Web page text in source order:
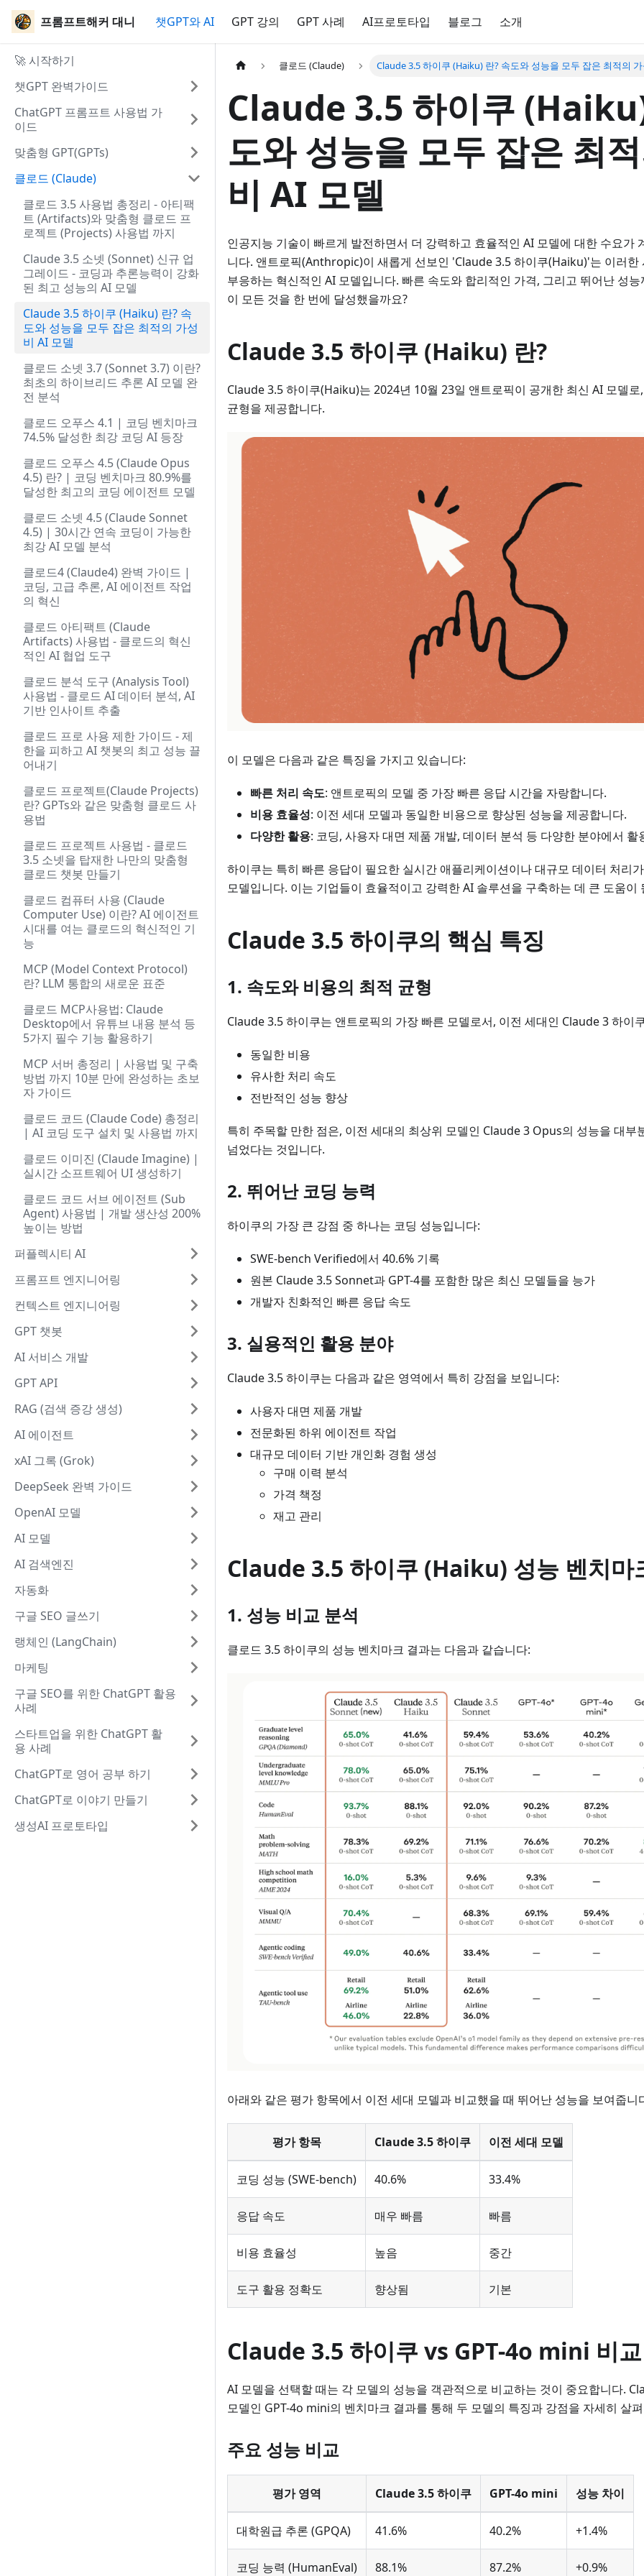
프롬프트해커 대니 챗GPT와 AI GPT 강의 GPT 사례 AI프로토타입 블로그 소개
🚀 시작하기
챗GPT 완벽가이드
ChatGPT 프롬프트 사용법 가
이드
맞춤형 GPT(GPTs)
클로드 (Claude)
클로드 3.5 사용법 총정리 - 아티팩
트 (Artifacts)와 맞춤형 클로드 프
로젝트 (Projects) 사용법 까지
Claude 3.5 소넷 (Sonnet) 신규 업
그레이드 - 코딩과 추론능력이 강화
된 최고 성능의 AI 모델
Claude 3.5 하이쿠 (Haiku) 란? 속
도와 성능을 모두 잡은 최적의 가성
비 AI 모델
클로드 소넷 3.7 (Sonnet 3.7) 이란?
최초의 하이브리드 추론 AI 모델 완
전 분석
클로드 오푸스 4.1 | 코딩 벤치마크
74.5% 달성한 최강 코딩 AI 등장
클로드 오푸스 4.5 (Claude Opus
4.5) 란? | 코딩 벤치마크 80.9%를
달성한 최고의 코딩 에이전트 모델
클로드 소넷 4.5 (Claude Sonnet
4.5) | 30시간 연속 코딩이 가능한
최강 AI 모델 분석
클로드4 (Claude4) 완벽 가이드 |
코딩, 고급 추론, AI 에이전트 작업
의 혁신
클로드 아티팩트 (Claude
Artifacts) 사용법 - 클로드의 혁신
적인 AI 협업 도구
클로드 분석 도구 (Analysis Tool)
사용법 - 클로드 AI 데이터 분석, AI
기반 인사이트 추출
클로드 프로 사용 제한 가이드 - 제
한을 피하고 AI 챗봇의 최고 성능 끌
어내기
클로드 프로젝트(Claude Projects)
란? GPTs와 같은 맞춤형 클로드 사
용법
클로드 프로젝트 사용법 - 클로드
3.5 소넷을 탑재한 나만의 맞춤형
클로드 챗봇 만들기
클로드 컴퓨터 사용 (Claude
Computer Use) 이란? AI 에이전트
시대를 여는 클로드의 혁신적인 기
능
MCP (Model Context Protocol)
란? LLM 통합의 새로운 표준
클로드 MCP사용법: Claude
Desktop에서 유튜브 내용 분석 등
5가지 필수 기능 활용하기
MCP 서버 총정리 | 사용법 및 구축
방법 까지 10분 만에 완성하는 초보
자 가이드
클로드 코드 (Claude Code) 총정리
| AI 코딩 도구 설치 및 사용법 까지
클로드 이미진 (Claude Imagine) |
실시간 소프트웨어 UI 생성하기
클로드 코드 서브 에이전트 (Sub
Agent) 사용법 | 개발 생산성 200%
높이는 방법
퍼플렉시티 AI
프롬프트 엔지니어링
컨텍스트 엔지니어링
GPT 챗봇
AI 서비스 개발
GPT API
RAG (검색 증강 생성)
AI 에이전트
xAI 그록 (Grok)
DeepSeek 완벽 가이드
OpenAI 모델
AI 모델
AI 검색엔진
자동화
구글 SEO 글쓰기
랭체인 (LangChain)
마케팅
구글 SEO를 위한 ChatGPT 활용
사례
스타트업을 위한 ChatGPT 활
용 사례
ChatGPT로 영어 공부 하기
ChatGPT로 이야기 만들기
생성AI 프로토타입
클로드 (Claude) Claude 3.5 하이쿠 (Haiku) 란? 속도와 성능을 모두 잡은 최적의
Claude 3.5 하이쿠
도와 성능을 모두 잡은 최
비 AI 모델
인공지능 기술이 빠르게 발전하면서 더 강력하고 효율적인 AI 모델에 대한 수요가
니다. 앤트로픽(Anthropic)이 새롭게 선보인 'Claude 3.5 하이쿠(Haiku)'는 이러한
부응하는 혁신적인 AI 모델입니다. 빠른 속도와 합리적인 가격, 그리고 뛰어난 성
이 모든 것을 한 번에 달성했을까요?
Claude 3.5 하이쿠 (Haiku) 란?
Claude 3.5 하이쿠(Haiku)는 2024년 10월 23일 앤트로픽이 공개한 최신 AI 모델
균형을 제공합니다.
이 모델은 다음과 같은 특징을 가지고 있습니다:
빠른 처리 속도: 앤트로픽의 모델 중 가장 빠른 응답 시간을 자랑합니다.
비용 효율성: 이전 세대 모델과 동일한 비용으로 향상된 성능을 제공합니다.
다양한 활용: 코딩, 사용자 대면 제품 개발, 데이터 분석 등 다양한 분야에서 활
하이쿠는 특히 빠른 응답이 필요한 실시간 애플리케이션이나 대규모 데이터 처리
모델입니다. 이는 기업들이 효율적이고 강력한 AI 솔루션을 구축하는 데 큰 도움이
Claude 3.5 하이쿠의 핵심 특징
1. 속도와 비용의 최적 균형
Claude 3.5 하이쿠는 앤트로픽의 가장 빠른 모델로서, 이전 세대인 Claude 3 하이
동일한 비용
유사한 처리 속도
전반적인 성능 향상
특히 주목할 만한 점은, 이전 세대의 최상위 모델인 Claude 3 Opus의 성능을 대부
넘었다는 것입니다.
2. 뛰어난 코딩 능력
하이쿠의 가장 큰 강점 중 하나는 코딩 성능입니다:
SWE-bench Verified에서 40.6% 기록
원본 Claude 3.5 Sonnet과 GPT-4를 포함한 많은 최신 모델들을 능가
개발자 친화적인 빠른 응답 속도
3. 실용적인 활용 분야
Claude 3.5 하이쿠는 다음과 같은 영역에서 특히 강점을 보입니다:
사용자 대면 제품 개발
전문화된 하위 에이전트 작업
대규모 데이터 기반 개인화 경험 생성
구매 이력 분석
가격 책정
재고 관리
Claude 3.5 하이쿠 (Haiku) 성능 벤치마
1. 성능 비교 분석
클로드 3.5 하이쿠의 성능 벤치마크 결과는 다음과 같습니다:
아래와 같은 평가 항목에서 이전 세대 모델과 비교했을 때 뛰어난 성능을 보여줍니
평가 항목 Claude 3.5 하이쿠 이전 세대 모델
코딩 성능 (SWE-bench) 40.6% 33.4%
응답 속도 매우 빠름 빠름
비용 효율성 높음 중간
도구 활용 정확도 향상됨 기본
Claude 3.5 하이쿠 vs GPT-4o mini 비교
AI 모델을 선택할 때는 각 모델의 성능을 객관적으로 비교하는 것이 중요합니다.
모델인 GPT-4o mini의 벤치마크 결과를 통해 두 모델의 특징과 강점을 자세히 살
주요 성능 비교
평가 영역 Claude 3.5 하이쿠 GPT-4o mini 성능 차이
대학원급 추론 (GPQA) 41.6% 40.2% +1.4%
코딩 능력 (HumanEval) 88.1% 87.2% +0.9%